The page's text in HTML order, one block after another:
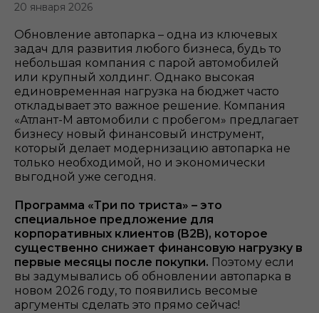
20 января 2026
Обновление автопарка – одна из ключевых
задач для развития любого бизнеса, будь то
небольшая компания с парой автомобилей
или крупный холдинг. Однако высокая
единовременная нагрузка на бюджет часто
откладывает это важное решение. Компания
«Атлант-М автомобили с пробегом» предлагает
бизнесу новый финансовый инструмент,
который делает модернизацию автопарка не
только необходимой, но и экономически
выгодной уже сегодня.
Программа «Три по триста» – это
специальное предложение для
корпоративных клиентов (B2B), которое
существенно снижает финансовую нагрузку в
первые месяцы после покупки. Поэтому если
вы задумывались об обновлении автопарка в
новом 2026 году, то появились весомые
аргументы сделать это прямо сейчас!